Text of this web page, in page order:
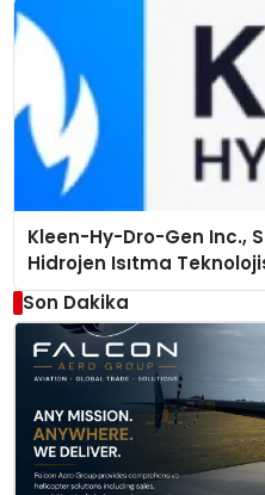
Kleen-Hy-Dro-Gen Inc.,
Hidrojen Isıtma
Düzenleyici Onaylarını
Son Dakika